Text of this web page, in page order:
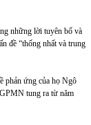
những lời tuyên bố và
đề “thống nhất và trung
phản ứng của họ Ngô
tung ra từ năm